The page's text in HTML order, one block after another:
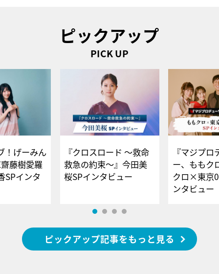
ピックアップ
PICK UP
！げーみん
藤樹愛羅
SPインタ
『クロスロード ～救命
救急の約束～』今田美
桜SPインタビュー
『マジプロ
ー、ももク
クロ×東京
ンタビュー
ピックアップ記事をもっと見る